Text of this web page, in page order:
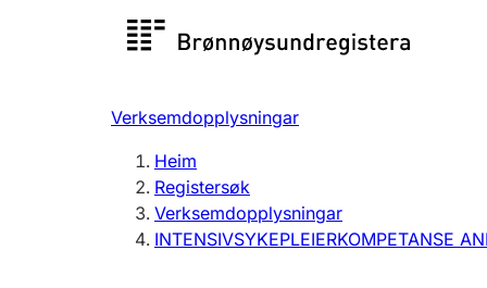
Registersøk
Registrere, endre, slette
Verksemdopplysningar
Heim
Registersøk
Verksemdopplysningar
INTENSIVSYKEPLEIERKOMPETANSE